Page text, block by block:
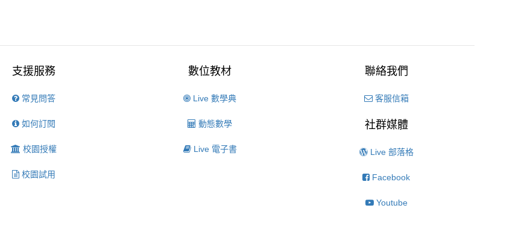
支援服務
常見問答
如何訂閱
校園授權
校園試用
數位教材
Live 數學典
動態數學
Live 電子書
聯絡我們
客服信箱
社群媒體
Live 部落格
Facebook
Youtube